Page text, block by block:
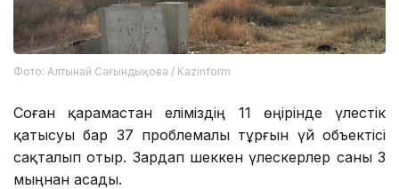
Фото: Алтынай Сағындықова / Kazinform
Соған қарамастан еліміздің 11 өңірінде үлестік
қатысуы бар 37 проблемалы тұрғын үй объектісі
сақталып отыр. Зардап шеккен үлескерлер саны 3
мыңнан асады.